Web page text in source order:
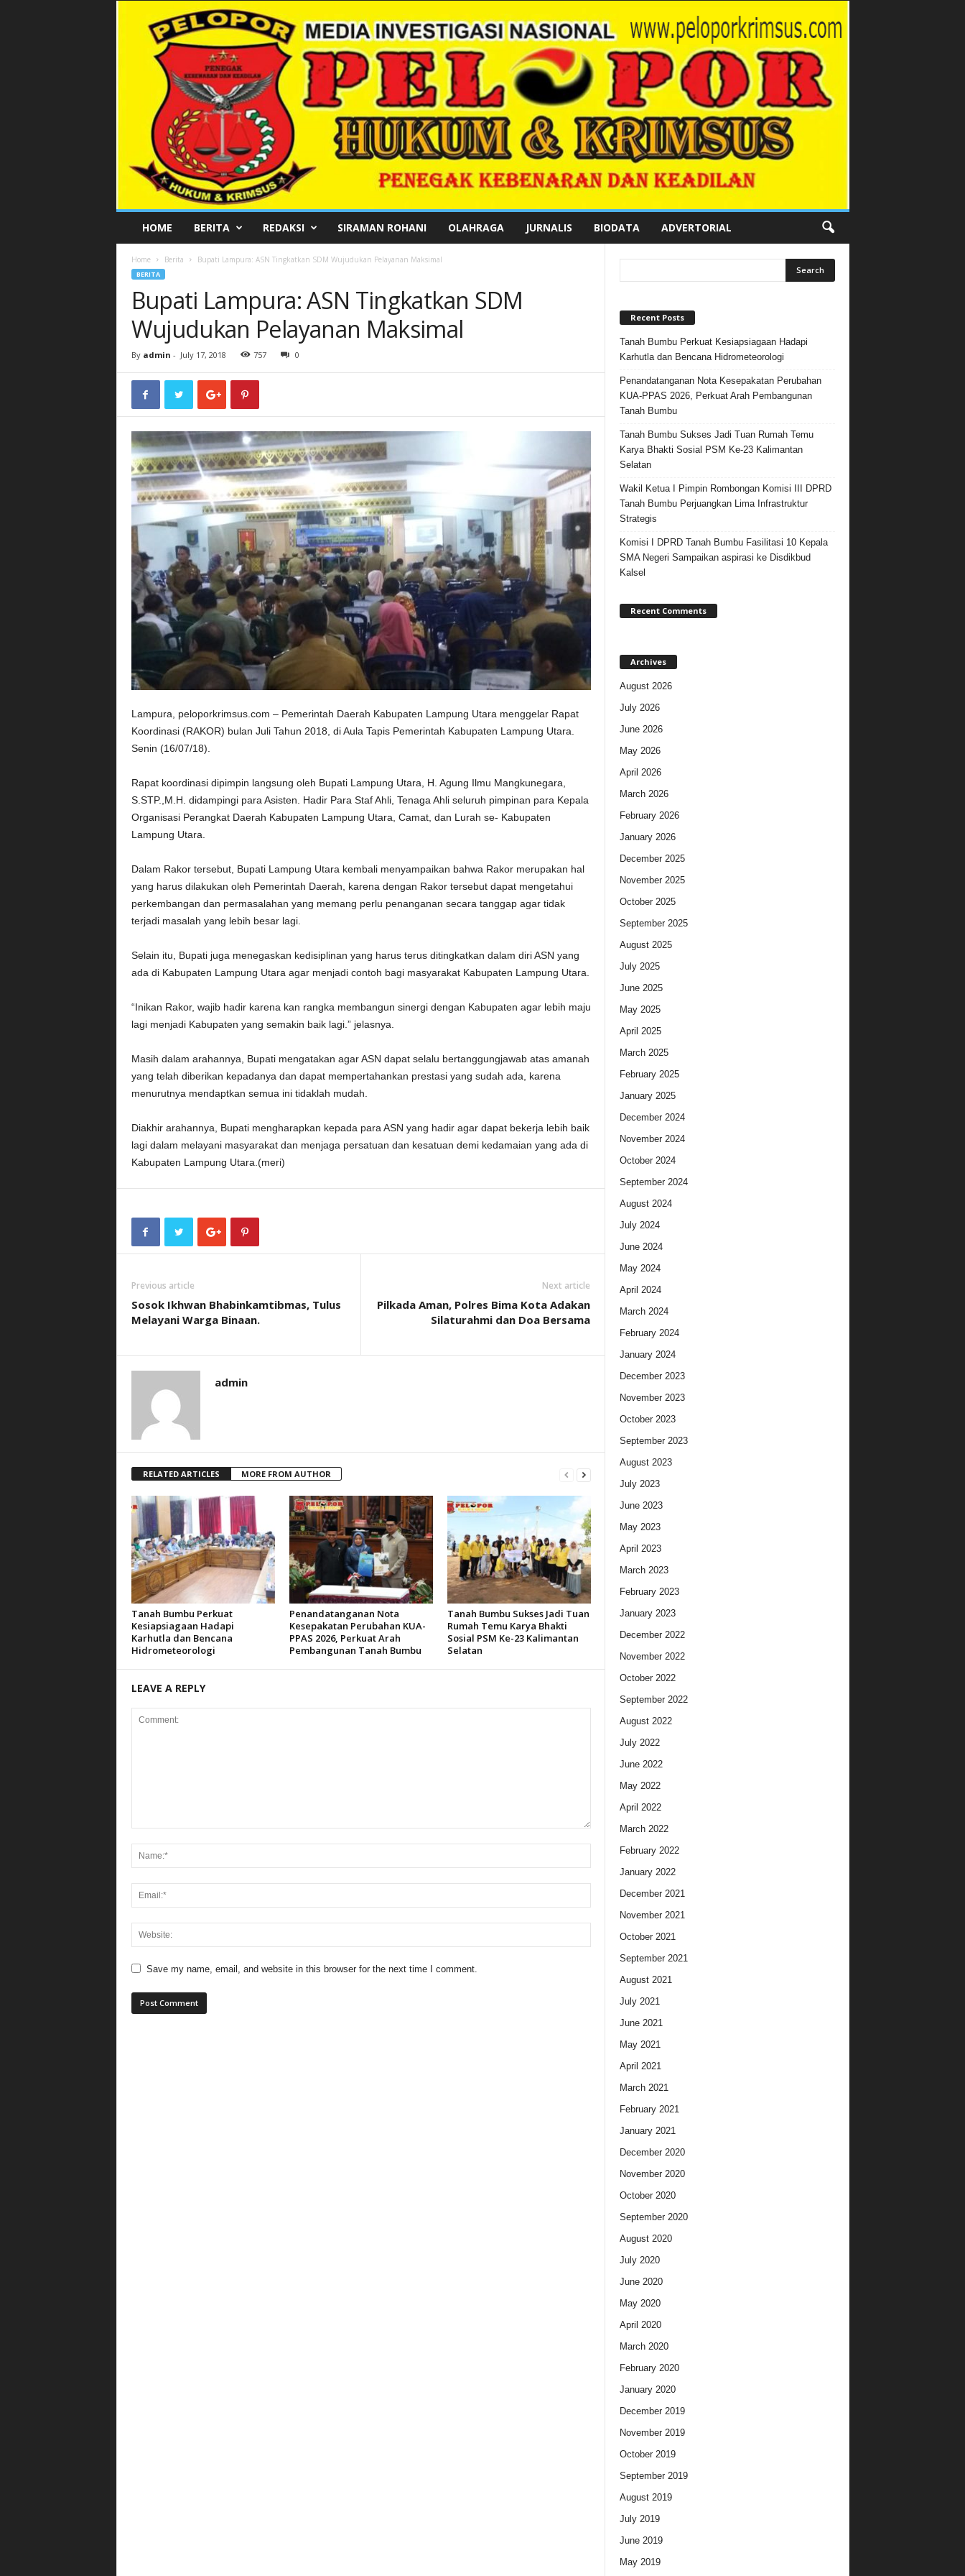
L
HOME BERITA REDAKSI SIRAMAN ROHANI OLAHRAGA JURNALIS BIODATA ADVERTORIAL
Home Berita Bupati Lampura: ASN Tingkatkan SDM Wujudukan Pelayanan Maksimal
BERITA
Bupati Lampura: ASN Tingkatkan SDM
Wujudukan Pelayanan Maksimal
By admin - July 17, 2018 757 0
Lampura, peloporkrimsus.com – Pemerintah Daerah Kabupaten Lampung Utara menggelar Rapat
Koordinasi (RAKOR) bulan Juli Tahun 2018, di Aula Tapis Pemerintah Kabupaten Lampung Utara.
Senin (16/07/18).
Rapat koordinasi dipimpin langsung oleh Bupati Lampung Utara, H. Agung Ilmu Mangkunegara,
S.STP.,M.H. didampingi para Asisten. Hadir Para Staf Ahli, Tenaga Ahli seluruh pimpinan para Kepala
Organisasi Perangkat Daerah Kabupaten Lampung Utara, Camat, dan Lurah se- Kabupaten
Lampung Utara.
Dalam Rakor tersebut, Bupati Lampung Utara kembali menyampaikan bahwa Rakor merupakan hal
yang harus dilakukan oleh Pemerintah Daerah, karena dengan Rakor tersebut dapat mengetahui
perkembangan dan permasalahan yang memang perlu penanganan secara tanggap agar tidak
terjadi masalah yang lebih besar lagi.
Selain itu, Bupati juga menegaskan kedisiplinan yang harus terus ditingkatkan dalam diri ASN yang
ada di Kabupaten Lampung Utara agar menjadi contoh bagi masyarakat Kabupaten Lampung Utara.
“Inikan Rakor, wajib hadir karena kan rangka membangun sinergi dengan Kabupaten agar lebih maju
lagi menjadi Kabupaten yang semakin baik lagi.” jelasnya.
Masih dalam arahannya, Bupati mengatakan agar ASN dapat selalu bertanggungjawab atas amanah
yang telah diberikan kepadanya dan dapat mempertahankan prestasi yang sudah ada, karena
menurutnya mendaptkan semua ini tidaklah mudah.
Diakhir arahannya, Bupati mengharapkan kepada para ASN yang hadir agar dapat bekerja lebih baik
lagi dalam melayani masyarakat dan menjaga persatuan dan kesatuan demi kedamaian yang ada di
Kabupaten Lampung Utara.(meri)
Previous article
Sosok Ikhwan Bhabinkamtibmas, Tulus
Melayani Warga Binaan.
Next article
Pilkada Aman, Polres Bima Kota Adakan
Silaturahmi dan Doa Bersama
admin
RELATED ARTICLES MORE FROM AUTHOR
Tanah Bumbu Perkuat
Kesiapsiagaan Hadapi
Karhutla dan Bencana
Hidrometeorologi
Penandatanganan Nota
Kesepakatan Perubahan KUA-
PPAS 2026, Perkuat Arah
Pembangunan Tanah Bumbu
Tanah Bumbu Sukses Jadi Tuan
Rumah Temu Karya Bhakti
Sosial PSM Ke-23 Kalimantan
Selatan
LEAVE A REPLY
Save my name, email, and website in this browser for the next time I comment.
Recent Posts
Tanah Bumbu Perkuat Kesiapsiagaan Hadapi
Karhutla dan Bencana Hidrometeorologi
Penandatanganan Nota Kesepakatan Perubahan
KUA-PPAS 2026, Perkuat Arah Pembangunan
Tanah Bumbu
Tanah Bumbu Sukses Jadi Tuan Rumah Temu
Karya Bhakti Sosial PSM Ke-23 Kalimantan
Selatan
Wakil Ketua I Pimpin Rombongan Komisi III DPRD
Tanah Bumbu Perjuangkan Lima Infrastruktur
Strategis
Komisi I DPRD Tanah Bumbu Fasilitasi 10 Kepala
SMA Negeri Sampaikan aspirasi ke Disdikbud
Kalsel
Recent Comments
Archives
August 2026
July 2026
June 2026
May 2026
April 2026
March 2026
February 2026
January 2026
December 2025
November 2025
October 2025
September 2025
August 2025
July 2025
June 2025
May 2025
April 2025
March 2025
February 2025
January 2025
December 2024
November 2024
October 2024
September 2024
August 2024
July 2024
June 2024
May 2024
April 2024
March 2024
February 2024
January 2024
December 2023
November 2023
October 2023
September 2023
August 2023
July 2023
June 2023
May 2023
April 2023
March 2023
February 2023
January 2023
December 2022
November 2022
October 2022
September 2022
August 2022
July 2022
June 2022
May 2022
April 2022
March 2022
February 2022
January 2022
December 2021
November 2021
October 2021
September 2021
August 2021
July 2021
June 2021
May 2021
April 2021
March 2021
February 2021
January 2021
December 2020
November 2020
October 2020
September 2020
August 2020
July 2020
June 2020
May 2020
April 2020
March 2020
February 2020
January 2020
December 2019
November 2019
October 2019
September 2019
August 2019
July 2019
June 2019
May 2019